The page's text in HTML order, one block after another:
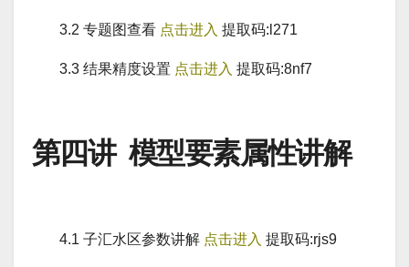
3.2 专题图查看 点击进入 提取码:l271
3.3 结果精度设置 点击进入 提取码:8nf7
第四讲 模型要素属性讲解
4.1 子汇水区参数讲解 点击进入 提取码:rjs9